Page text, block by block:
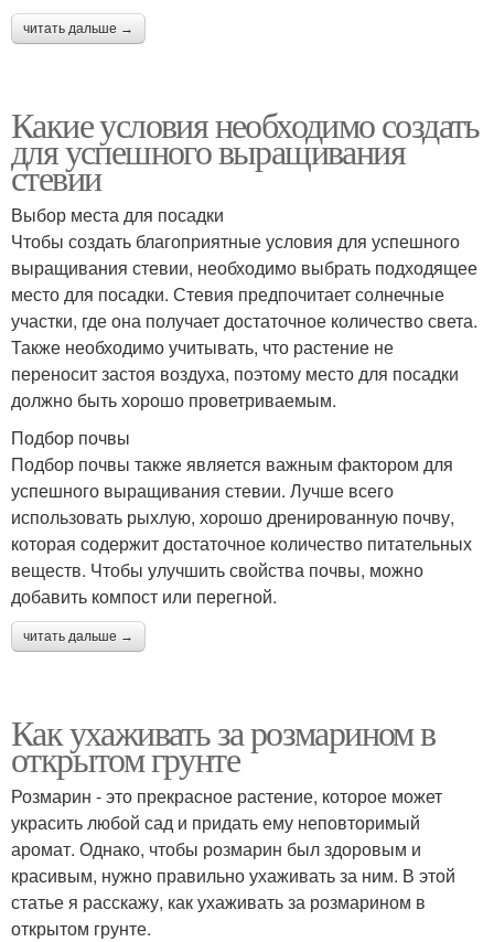
читать дальше →
Какие условия необходимо создать
для успешного выращивания
стевии
Выбор места для посадки
Чтобы создать благоприятные условия для успешного
выращивания стевии, необходимо выбрать подходящее
место для посадки. Стевия предпочитает солнечные
участки, где она получает достаточное количество света.
Также необходимо учитывать, что растение не
переносит застоя воздуха, поэтому место для посадки
должно быть хорошо проветриваемым.
Подбор почвы
Подбор почвы также является важным фактором для
успешного выращивания стевии. Лучше всего
использовать рыхлую, хорошо дренированную почву,
которая содержит достаточное количество питательных
веществ. Чтобы улучшить свойства почвы, можно
добавить компост или перегной.
читать дальше →
Как ухаживать за розмарином в
открытом грунте
Розмарин - это прекрасное растение, которое может
украсить любой сад и придать ему неповторимый
аромат. Однако, чтобы розмарин был здоровым и
красивым, нужно правильно ухаживать за ним. В этой
статье я расскажу, как ухаживать за розмарином в
открытом грунте.